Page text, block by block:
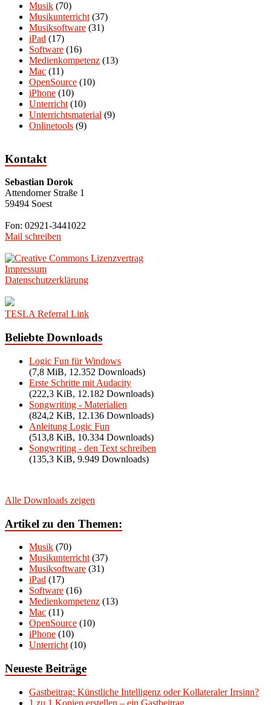
Musik (70)
Musikunterricht (37)
Musiksoftware (31)
iPad (17)
Software (16)
Medienkompetenz (13)
Mac (11)
OpenSource (10)
iPhone (10)
Unterricht (10)
Unterrichtsmaterial (9)
Onlinetools (9)
Kontakt
Sebastian Dorok
Attendorner Straße 1
59494 Soest
Fon: 02921-3441022
Mail schreiben
Impressum
Datenschutzerklärung
TESLA Referral Link
Beliebte Downloads
Logic Fun für Windows
(7,8 MiB, 12.352 Downloads)
Erste Schritte mit Audacity
(222,3 KiB, 12.182 Downloads)
Songwriting - Materialien
(824,2 KiB, 12.136 Downloads)
Anleitung Logic Fun
(513,8 KiB, 10.334 Downloads)
Songwriting - den Text schreiben
(135,3 KiB, 9.949 Downloads)
Alle Downloads zeigen
Artikel zu den Themen:
Musik (70)
Musikunterricht (37)
Musiksoftware (31)
iPad (17)
Software (16)
Medienkompetenz (13)
Mac (11)
OpenSource (10)
iPhone (10)
Unterricht (10)
Neueste Beiträge
Gastbeitrag: Künstliche Intelligenz oder Kollateraler Irrsinn?
1 zu 1 Kopien erstellen – ein Gastbeitrag